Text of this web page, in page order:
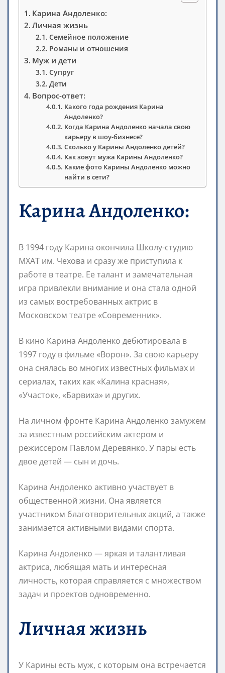
Карина Андоленко:
Личная жизнь
Семейное положение
Романы и отношения
Муж и дети
Супруг
Дети
Вопрос-ответ:
Какого года рождения Карина
Андоленко?
Когда Карина Андоленко начала свою
карьеру в шоу-бизнесе?
Сколько у Карины Андоленко детей?
Как зовут мужа Карины Андоленко?
Какие фото Карины Андоленко можно
найти в сети?
Карина Андоленко:
В 1994 году Карина окончила Школу-студию
МХАТ им. Чехова и сразу же приступила к
работе в театре. Ее талант и замечательная
игра привлекли внимание и она стала одной
из самых востребованных актрис в
Московском театре «Современник».
В кино Карина Андоленко дебютировала в
1997 году в фильме «Ворон». За свою карьеру
она снялась во многих известных фильмах и
сериалах, таких как «Калина красная»,
«Участок», «Барвиха» и других.
На личном фронте Карина Андоленко замужем
за известным российским актером и
режиссером Павлом Деревянко. У пары есть
двое детей — сын и дочь.
Карина Андоленко активно участвует в
общественной жизни. Она является
участником благотворительных акций, а также
занимается активными видами спорта.
Карина Андоленко — яркая и талантливая
актриса, любящая мать и интересная
личность, которая справляется с множеством
задач и проектов одновременно.
Личная жизнь
У Карины есть муж, с которым она встречается